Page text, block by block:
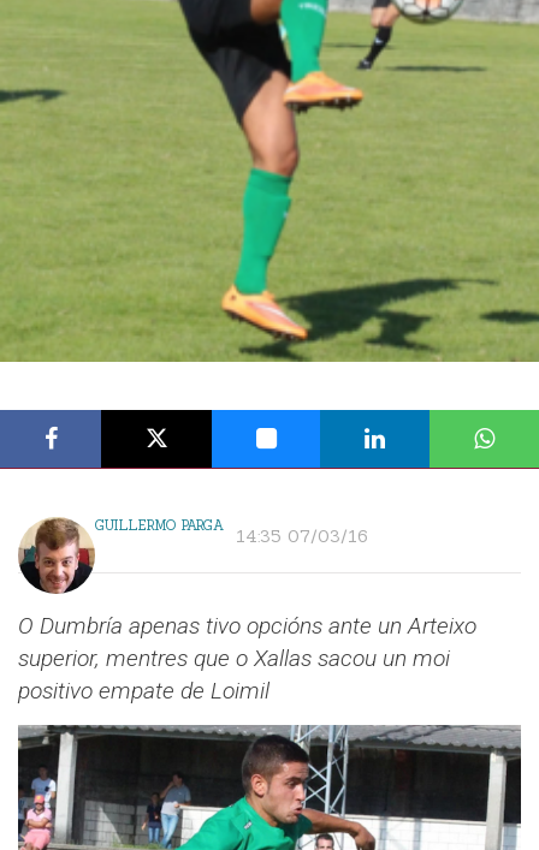
GUILLERMO PARGA 14:35 07/03/16
O Dumbría apenas tivo opcións ante un Arteixo
superior, mentres que o Xallas sacou un moi
positivo empate de Loimil